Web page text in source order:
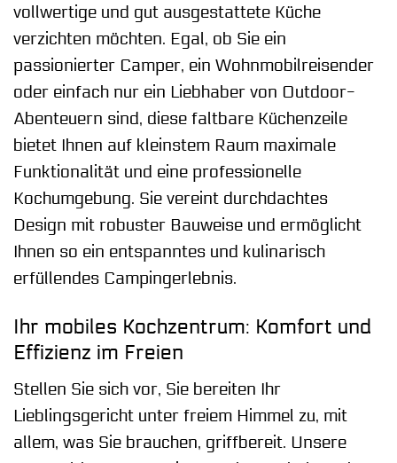
vollwertige und gut ausgestattete Küche
verzichten möchten. Egal, ob Sie ein
passionierter Camper, ein Wohnmobilreisender
oder einfach nur ein Liebhaber von Outdoor-
Abenteuern sind, diese faltbare Küchenzeile
bietet Ihnen auf kleinstem Raum maximale
Funktionalität und eine professionelle
Kochumgebung. Sie vereint durchdachtes
Design mit robuster Bauweise und ermöglicht
Ihnen so ein entspanntes und kulinarisch
erfüllendes Campingerlebnis.
Ihr mobiles Kochzentrum: Komfort und
Effizienz im Freien
Stellen Sie sich vor, Sie bereiten Ihr
Lieblingsgericht unter freiem Himmel zu, mit
allem, was Sie brauchen, griffbereit. Unsere